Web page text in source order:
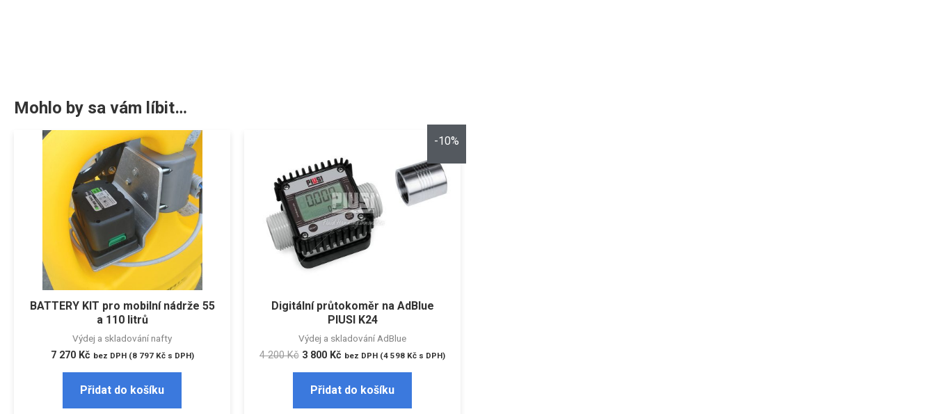
Mohlo by sa vám líbit…
BATTERY KIT pro mobilní nádrže 55
a 110 litrů
Výdej a skladování nafty
7 270 Kč bez DPH (8 797 Kčs DPH)
Přidat do košíku
-10%
Digitální průtokoměr na AdBlue
PIUSI K24
Výdej a skladování AdBlue
4 200Kč 3 800 Kč bez DPH (4 598 Kč s DPH)
Přidat do košíku